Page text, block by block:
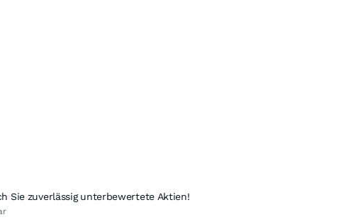
Sie zuverlässig unterbewertete Aktien!